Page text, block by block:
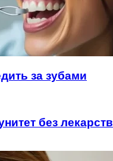
за зубами
без лекарств